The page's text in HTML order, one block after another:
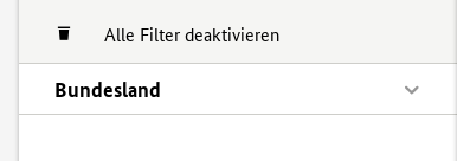
Alle Filter deaktivieren
Bundesland